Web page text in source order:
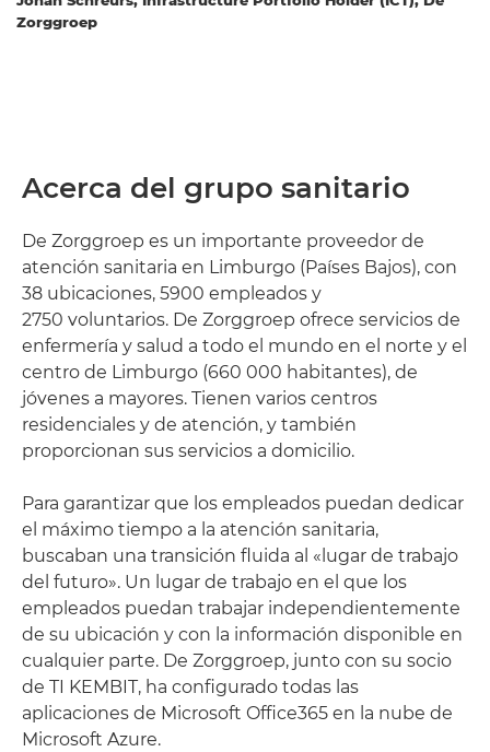
Zorggroep
Acerca del grupo sanitario
De Zorggroep es un importante proveedor de
atención sanitaria en Limburgo (Países Bajos), con
38 ubicaciones, 5900 empleados y
2750 voluntarios. De Zorggroep ofrece servicios de
enfermería y salud a todo el mundo en el norte y el
centro de Limburgo (660 000 habitantes), de
jóvenes a mayores. Tienen varios centros
residenciales y de atención, y también
proporcionan sus servicios a domicilio.
Para garantizar que los empleados puedan dedicar
el máximo tiempo a la atención sanitaria,
buscaban una transición fluida al «lugar de trabajo
del futuro». Un lugar de trabajo en el que los
empleados puedan trabajar independientemente
de su ubicación y con la información disponible en
cualquier parte. De Zorggroep, junto con su socio
de TI KEMBIT, ha configurado todas las
aplicaciones de Microsoft Office365 en la nube de
Microsoft Azure.